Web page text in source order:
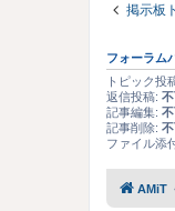
掲示板
フォーラム
トピック投
返信投稿:
記事編集:
記事削除:
ファイル添
AMiT